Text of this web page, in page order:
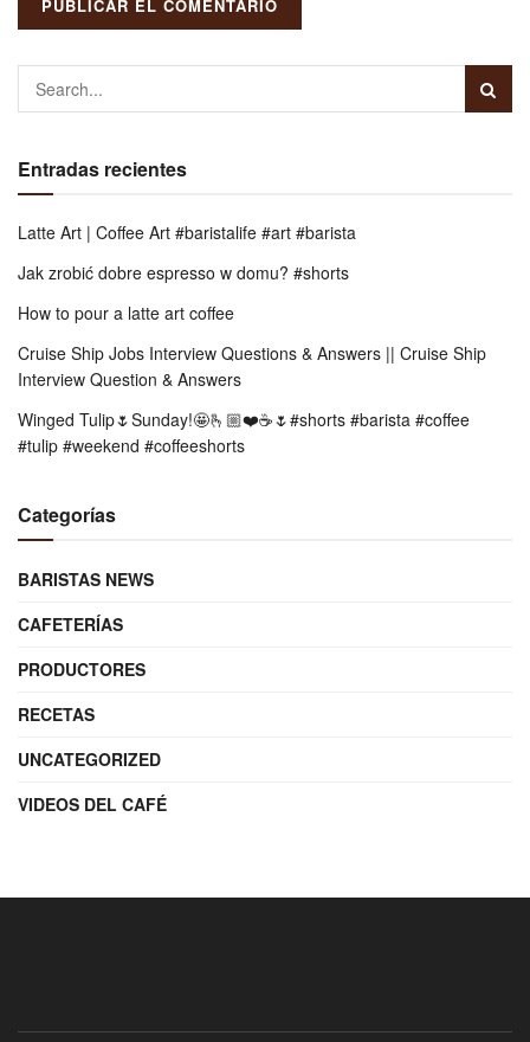
Entradas recientes
Latte Art | Coffee Art #baristalife #art #barista
Jak zrobić dobre espresso w domu? #shorts
How to pour a latte art coffee
Cruise Ship Jobs Interview Questions & Answers || Cruise Ship
Interview Question & Answers
Winged Tulip🌷Sunday!🤩🫰🏼❤️☕️🌷#shorts #barista #coffee
#tulip #weekend #coffeeshorts
Categorías
BARISTAS NEWS
CAFETERÍAS
PRODUCTORES
RECETAS
UNCATEGORIZED
VIDEOS DEL CAFÉ